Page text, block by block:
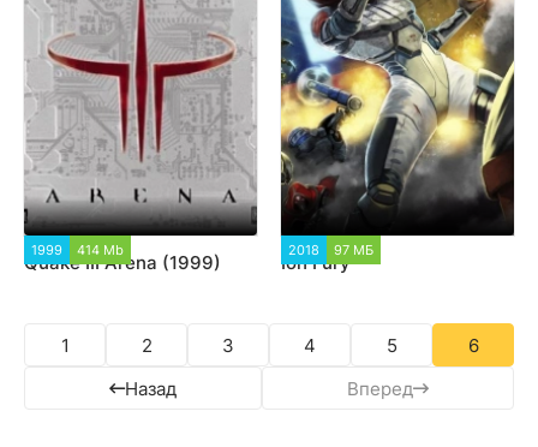
1999 414 Mb 32 483
Quake III Arena (1999)
2018 97 МБ
Ion Fury
Назад
1 2 3 4 5
6
Вперед